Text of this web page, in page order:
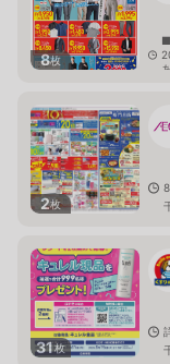
8枚
2枚
31枚